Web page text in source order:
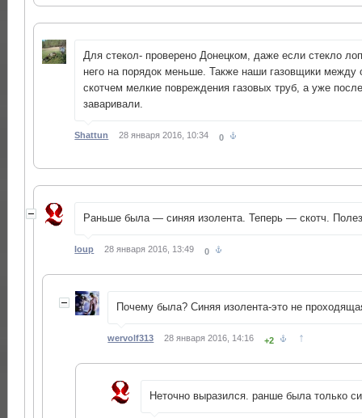
Для стекол- проверено Донецком, даже если стекло
него на порядок меньше. Также наши газовщики между
скотчем мелкие повреждения газовых труб, а уже
заваривали.
Shattun 28 января 2016, 10:34 0
Раньше была — синяя изолента. Теперь — скотч.
loup 28 января 2016, 13:49 0
Почему была? Синяя изолента-это не
wervolf313 28 января 2016, 14:16 +2 ↑
Неточно выразился. ранше была только